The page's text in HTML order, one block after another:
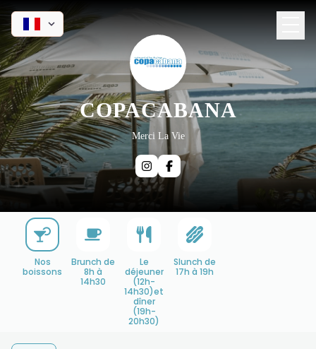
COPACABANA
Merci La Vie
Nos
boissons
Brunch de
8h à
14h30
Le
déjeuner
(12h-
14h30)et
dîner
(19h-
20h30)
Slunch de
17h à 19h